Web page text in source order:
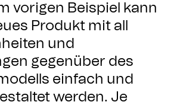
vorigen Beispiel kann
Produkt mit all
und
gegenüber des
einfach und
werden. Je